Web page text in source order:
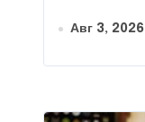
Авг 3, 2026